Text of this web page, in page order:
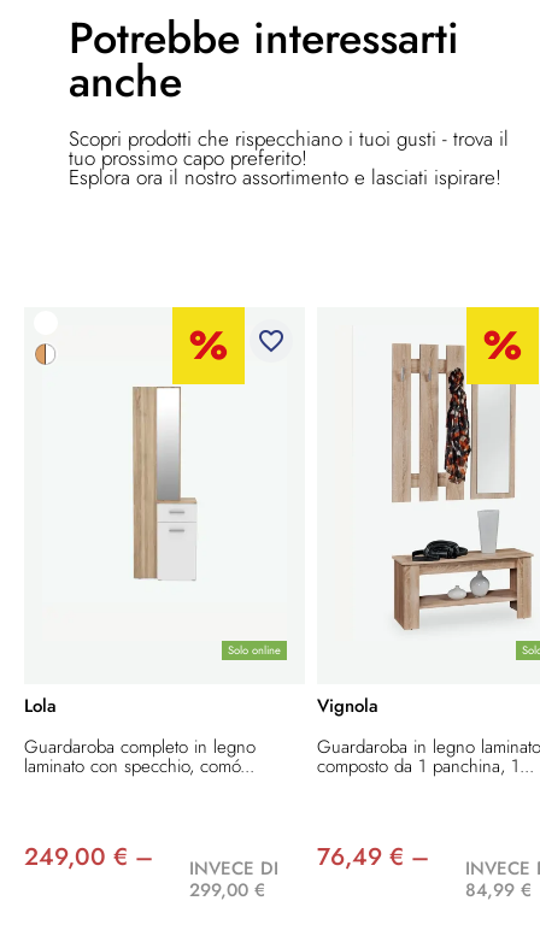
Potrebbe interessarti
anche
Scopri prodotti che rispecchiano i tuoi gusti - trova il
tuo prossimo capo preferito!
Esplora ora il nostro assortimento e lasciati ispirare!
Solo online
favorite_border
Lola
Guardaroba completo in legno
laminato con specchio, comó...
249,00 € –
INVECE DI
299,00 €
Vignola
Guardaroba in legno
composto da 1 panchina, 1...
76,49 € –
INVECE
84,99 €